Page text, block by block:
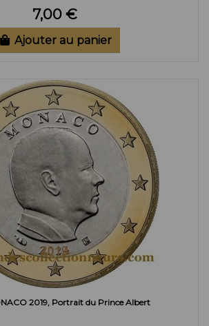
7,00 €
Ajouter au panier
2019, Portrait du Prince Albert